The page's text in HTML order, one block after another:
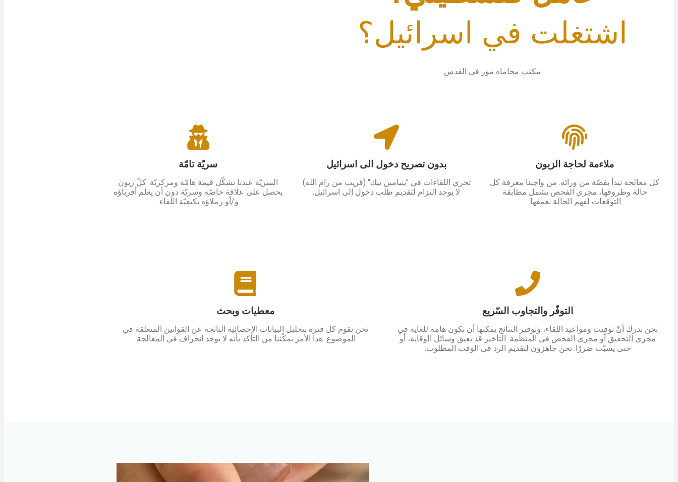
اشتغلت في اسرائيل؟
مكتب محاماه مور في القدس
ملاءمة لحاجة الزبون
كل معالجة تبدأ بقصّة من ورائه. من واجبنا معرفة كل
حالة وظروفها، مجرى الفحص يشمل مطابقة
التوقعات لفهم الحالة بعمقها.
بدون تصريح دخول الى اسرائيل
تجري اللقاءات في "بنيامين تيك" (قريب من رام الله)
لا يوجد التزام لتقديم طلب دخول إلى اسرائيل.
سريّة تامّة
السريّة عندنا تشكّل قيمة هامّة ومركزيّة. كلّ زبون
يحصل على علاقة خاصّة وسريّة دون أن يعلم أقرباؤه
و/أو زملاؤه بكيفيّة اللقاء.
التوفّر والتجاوب السّريع
نحن ندرك أنّ توقيت ومواعيد اللقاء، وتوفير النتائج يمكنها أن تكون هامة للغاية في
مجرى التحقيق أو مجرى الفحص في المنظمة. التأخير قد يعيق وسائل الوقاية، أو
حتى يسبّب ضررًا. نحن جاهزون لتقديم الرد في الوقت المطلوب.
معطيات وبحث
نحن نقوم كل فترة بتحليل البيانات الإحصائية الناتجة عن القوانين المتعلقة في
الموضوع. هذا الأمر يمكّننا من التأكد بأنه لا يوجد انحراف في المعالجة.